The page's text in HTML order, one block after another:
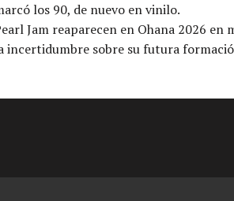
los 90, de nuevo en vinilo.
Jam reaparecen en Ohana 2026 en
incertidumbre sobre su futura